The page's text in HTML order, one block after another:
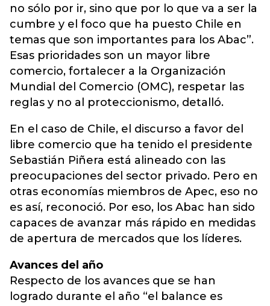
no sólo por ir, sino que por lo que va a ser la
cumbre y el foco que ha puesto Chile en
temas que son importantes para los Abac”.
Esas prioridades son un mayor libre
comercio, fortalecer a la Organización
Mundial del Comercio (OMC), respetar las
reglas y no al proteccionismo, detalló.
En el caso de Chile, el discurso a favor del
libre comercio que ha tenido el presidente
Sebastián Piñera está alineado con las
preocupaciones del sector privado. Pero en
otras economías miembros de Apec, eso no
es así, reconoció. Por eso, los Abac han sido
capaces de avanzar más rápido en medidas
de apertura de mercados que los líderes.
Avances del año
Respecto de los avances que se han
logrado durante el año “el balance es